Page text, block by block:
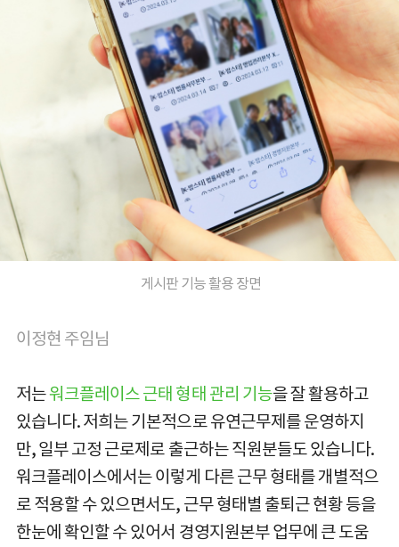
게시판 기능 활용 장면
이정현 주임님
저는워크플레이스 근태 형태 관리 기능을 잘 활용하고
있습니다. 저희는 기본적으로 유연근무제를 운영하지
만, 일부 고정 근로제로 출근하는 직원분들도 있습니다.
워크플레이스에서는 이렇게 다른 근무 형태를 개별적으
로 적용할 수 있으면서도, 근무 형태별 출퇴근 현황 등을
한눈에 확인할 수 있어서 경영지원본부 업무에 큰 도움